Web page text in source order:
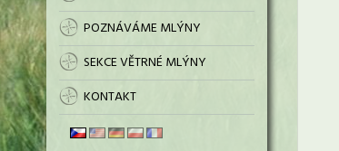
POZNÁVÁME MLÝNY
SEKCE VĚTRNÉ MLÝNY
KONTAKT